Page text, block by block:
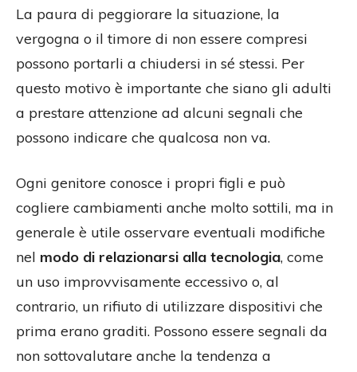
La paura di peggiorare la situazione, la
vergogna o il timore di non essere compresi
possono portarli a chiudersi in sé stessi. Per
questo motivo è importante che siano gli adulti
a prestare attenzione ad alcuni segnali che
possono indicare che qualcosa non va.
Ogni genitore conosce i propri figli e può
cogliere cambiamenti anche molto sottili, ma in
generale è utile osservare eventuali modifiche
nel modo di relazionarsi alla tecnologia, come
un uso improvvisamente eccessivo o, al
contrario, un rifiuto di utilizzare dispositivi che
prima erano graditi. Possono essere segnali da
non sottovalutare anche la tendenza a